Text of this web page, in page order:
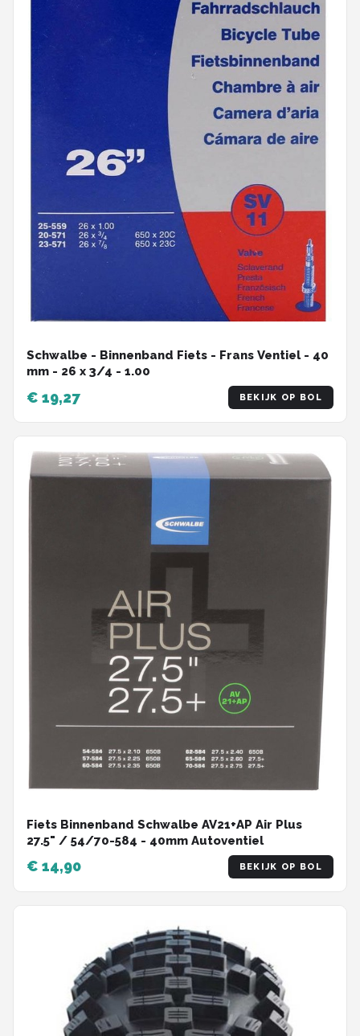
Schwalbe - Binnenband Fiets - Frans Ventiel - 40
mm - 26 x 3/4 - 1.00
€ 19,27 BEKIJK OP BOL
Fiets Binnenband Schwalbe AV21+AP Air Plus
27.5" / 54/70-584 - 40mm Autoventiel
€ 14,90 BEKIJK OP BOL